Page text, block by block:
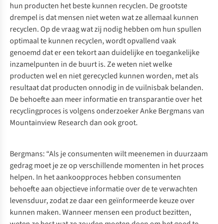
hun producten het beste kunnen recyclen. De grootste
drempel is dat mensen niet weten wat ze allemaal kunnen
recyclen. Op de vraag wat zij nodig hebben om hun spullen
optimaal te kunnen recyclen, wordt opvallend vaak
genoemd dat er een tekort aan duidelijke en toegankelijke
inzamelpunten in de buurt is. Ze weten niet welke
producten wel en niet gerecycled kunnen worden, met als
resultaat dat producten onnodig in de vuilnisbak belanden.
De behoefte aan meer informatie en transparantie over het
recyclingproces is volgens onderzoeker Anke Bergmans van
Mountainview Research dan ook groot.
Bergmans: “Als je consumenten wilt meenemen in duurzaam
gedrag moet je ze op verschillende momenten in het proces
helpen. In het aankoopproces hebben consumenten
behoefte aan objectieve informatie over de te verwachten
levensduur, zodat ze daar een geïnformeerde keuze over
kunnen maken. Wanneer mensen een product bezitten,